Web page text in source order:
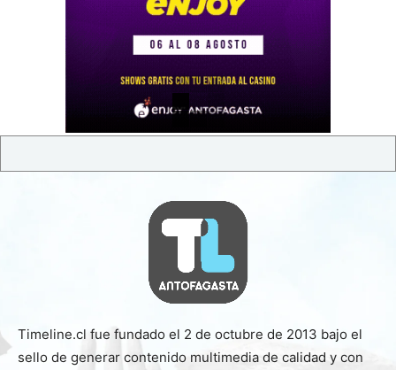
Timeline.cl fue fundado el 2 de octubre de 2013 bajo el
sello de generar contenido multimedia de calidad y con